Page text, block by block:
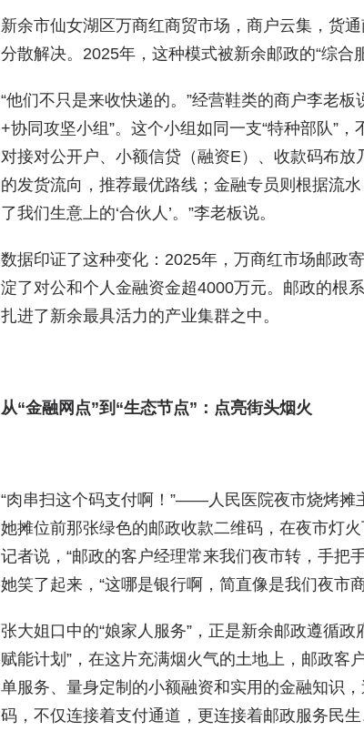
新余市仙女湖区万商红商贸市场，商户云集，货
分散解决。2025年，这种模式被新余邮政的“综合
“他们不只是来收快递的。”经营鞋类的商户李老
+协同攻坚小组”。这个小组如同一支“特种部队”
对接对公开户、小额信贷（融资E）、收款码布
的发货流向，推荐最优路线；金融专员则根据流
了我们生意上的‘合伙人’。”李老板说。
数据印证了这种变化：2025年，万商红市场邮政
淀了对公和个人金融资金超4000万元。邮政的根
扎进了新余最具活力的产业集群之中。
从“金融网点”到“生态节点”：点亮街头烟火
“肉串扫这个码支付啊！”——人民医院夜市烧烤摊
她摊位前那张绿色的邮政收款二维码，在夜市灯
记者说，“邮政的客户经理常来我们夜市转，手把
她笑了起来，“这哪是银行啊，简直像是我们夜市商
张大姐口中的“娘家人服务”，正是新余邮政遵循
赋能计划”，在这片充满烟火气的土地上，邮政客
单服务、量身定制的小额融资和实用的金融知识
码，不仅连接着支付通道，更连接着邮政服务民生